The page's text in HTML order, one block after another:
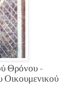
Θρόνου -
Οικουμενικού